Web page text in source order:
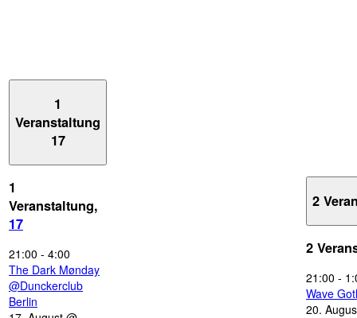
1
Veranstaltung
17
1
Veranstaltung,
17
21:00 - 4:00
The Dark Mønday
@Dunckerclub
Berlin
2
2
21:00 -
Wave
20.